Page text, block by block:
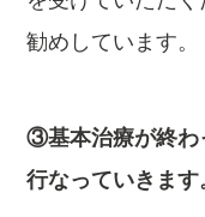
勧めしています。
③基本治療が終わ
行なっていきます